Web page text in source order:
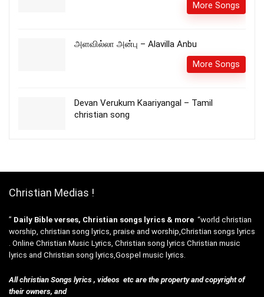
More Songs
அளவில்லா அன்பு – Alavilla Anbu
More Songs
Devan Verukum Kaariyangal – Tamil
christian song
Christian Medias !
” Daily Bible verses, Christian songs lyrics & more “world christian
worship, christian song lyrics, praise and worship,Christian songs lyrics
. Online Christian Music Lyrics, Christian song lyrics Christian music
lyrics and Christian song lyrics,Gospel music lyrics.
All christian Songs lyrics , videos etc are the property and copyright of
their owners, and